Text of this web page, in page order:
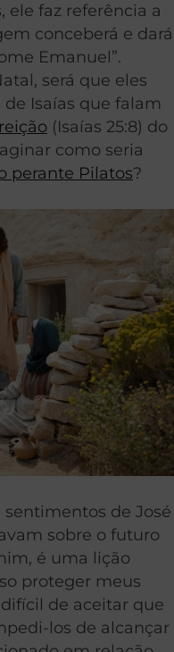
ele faz referência a
conceberá e dará
Emanuel”.
será que eles
Isaías que falam
(Isaías 25:8) do
como seria
perante Pilatos?
de José
sobre o futuro
é uma lição
proteger meus
de aceitar que
los de alcançar